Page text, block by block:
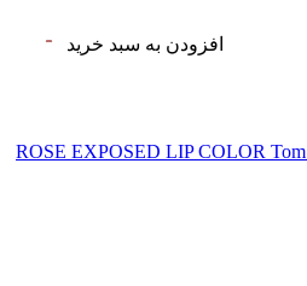
افزودن به سبد خرید
رژلب ROSE EXP تام فورد | ROSE EXPOSED LIP COLOR Tom